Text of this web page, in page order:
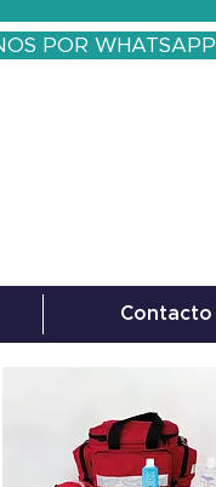
POR WHATSAPP
Contacto